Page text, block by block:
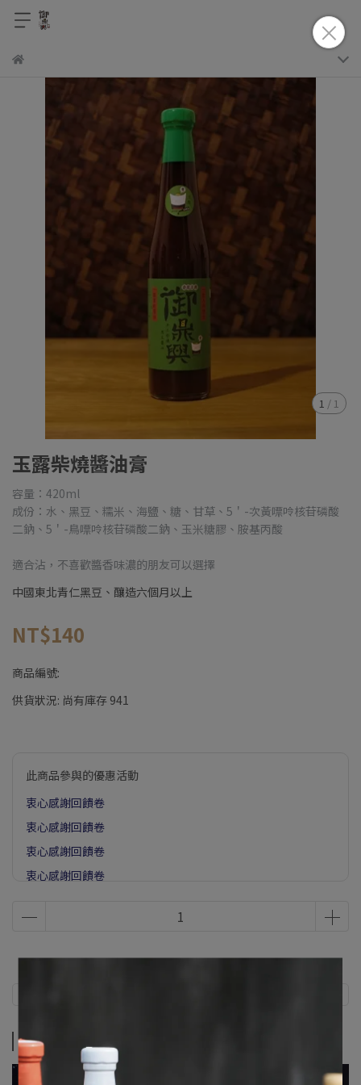
1 / 1
玉露柴燒醬油膏
容量：420ml
成份：水、黑豆、糯米、海鹽、糖、甘草、5＇-次黃嘌呤核苷磷酸
二鈉、5＇-鳥嘌呤核苷磷酸二鈉、玉米糖膠、胺基丙酸
適合沾，不喜歡醬香味濃的朋友可以選擇
中國東北青仁黑豆、釀造六個月以上
NT$140
商品編號:
供貨狀況: 尚有庫存 941
此商品參與的優惠活動
衷心感謝回饋卷
衷心感謝回饋卷
衷心感謝回饋卷
衷心感謝回饋卷
產品特色